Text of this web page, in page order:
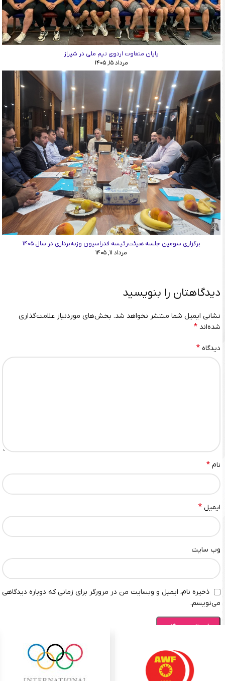
پایان متفاوت اردوی تیم ملی در شیراز
مرداد ۱۵, ۱۴۰۵
برگزاری سومین جلسه هیئت‌رئیسه فدراسیون وزنه‌برداری در سال ۱۴۰۵
مرداد ۱۱, ۱۴۰۵
دیدگاهتان را بنویسید
نشانی ایمیل شما منتشر نخواهد شد. بخش‌های موردنیاز علامت‌گذاری
شده‌اند *
دیدگاه *
نام *
ایمیل *
وب‌ سایت
ذخیره نام، ایمیل و وبسایت من در مرورگر برای زمانی که دوباره دیدگاهی
می‌نویسم.